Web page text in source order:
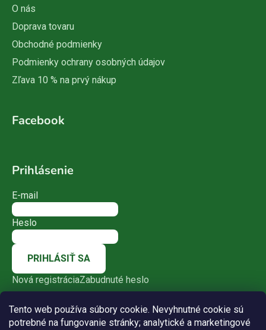
Tento web používa súbory cookie. Nevyhnutné cookie sú
potrebné na fungovanie stránky; analytické a marketingové
O nás
Doprava tovaru
Obchodné podmienky
Podmienky ochrany osobných údajov
Zľava 10 % na prvý nákup
Facebook
Prihlásenie
E-mail
Heslo
PRIHLÁSIŤ SA
Nová registráciaZabudnuté heslo